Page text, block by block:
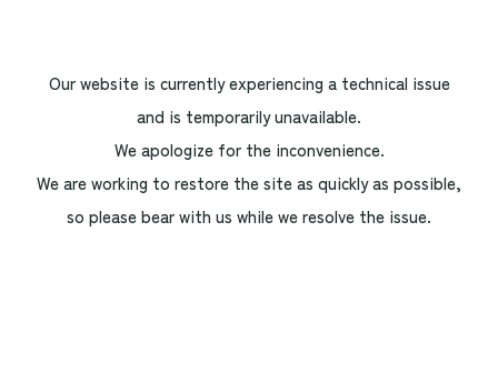
Our website is currently experiencing a technical issue
and is temporarily unavailable.
We apologize for the inconvenience.
We are working to restore the site as quickly as possible,
so please bear with us while we resolve the issue.